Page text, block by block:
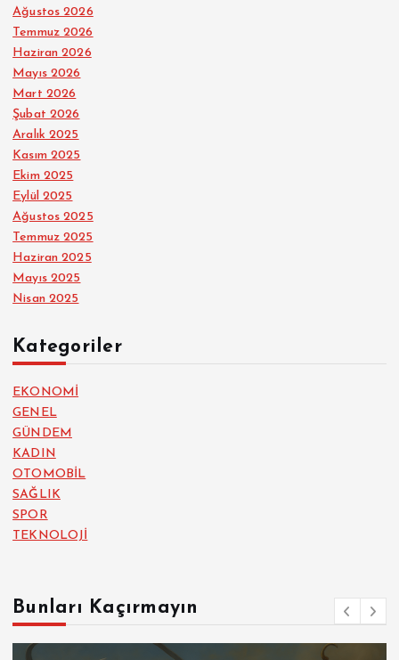
Ağustos 2026
Temmuz 2026
Haziran 2026
Mayıs 2026
Mart 2026
Şubat 2026
Aralık 2025
Kasım 2025
Ekim 2025
Eylül 2025
Ağustos 2025
Temmuz 2025
Haziran 2025
Mayıs 2025
Nisan 2025
Kategoriler
EKONOMİ
GENEL
GÜNDEM
KADIN
OTOMOBİL
SAĞLIK
SPOR
TEKNOLOJİ
Bunları Kaçırmayın